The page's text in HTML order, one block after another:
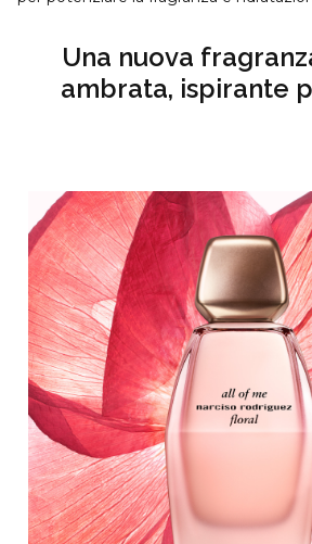
Una nuova
ambrata, ispirante